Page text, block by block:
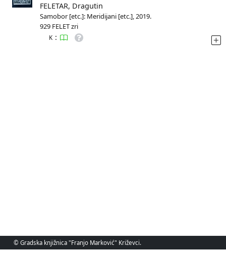
FELETAR, Dragutin
Samobor [etc.]: Meridijani [etc.], 2019.
929 FELET zri
K :
© Gradska knjižnica "Franjo Marković" Križevci.